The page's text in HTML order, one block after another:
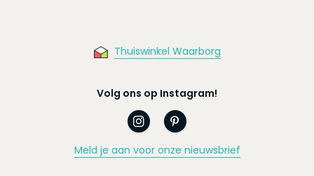
Thuiswinkel Waarborg
Volg ons op Instagram!
Meld je aan voor onze nieuwsbrief